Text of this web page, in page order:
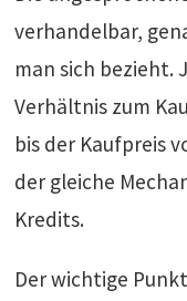
verhandelbar,
man sich bezieht.
Verhältnis zum
bis der Kaufpreis
der gleiche
Kredits.
Der wichtige